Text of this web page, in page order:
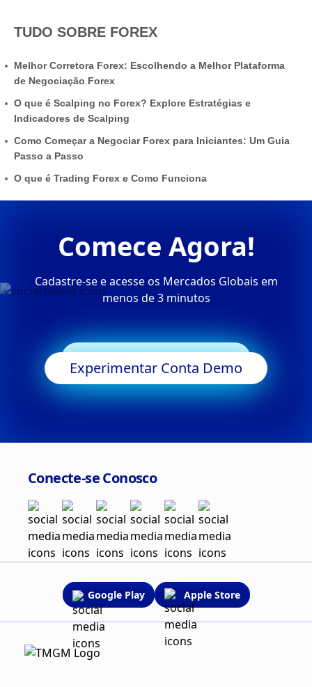
TUDO SOBRE FOREX
Melhor Corretora Forex: Escolhendo a Melhor Plataforma
de Negociação Forex
O que é Scalping no Forex? Explore Estratégias e
Indicadores de Scalping
Como Começar a Negociar Forex para Iniciantes: Um Guia
Passo a Passo
O que é Trading Forex e Como Funciona
Comece Agora!
Cadastre-se e acesse os Mercados Globais em
menos de 3 minutos
Começar a Negociar
Experimentar Conta Demo
Conecte-se Conosco
Google Play Apple Store